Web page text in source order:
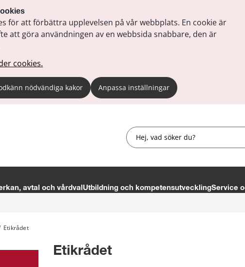
för att förbättra upplevelsen på vår webbplats. En cookie är
att göra användningen av en webbsida snabbare, den är
cookies.
nödvändiga kakor Anpassa inställningar
Sök
avtal och vårdval Utbildning och kompetensutvecklingService
Etikrådet
Etikrådet